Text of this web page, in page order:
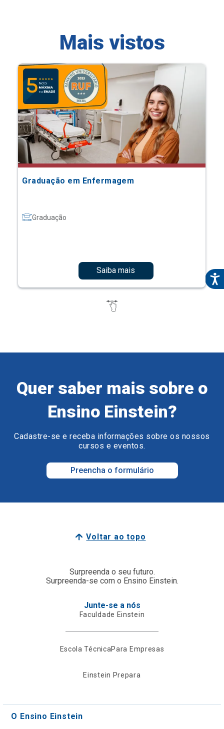
Mais vistos
Graduação em Enfermagem
Graduação
Saiba mais
Quer saber mais sobre o
Ensino Einstein?
Cadastre-se e receba informações sobre os nossos
cursos e eventos.
Preencha o formulário
Voltar ao topo
Surpreenda o seu futuro.
Surpreenda-se com o Ensino Einstein.
Junte-se a nós
Faculdade Einstein
Escola TécnicaPara Empresas
Einstein Prepara
O Ensino Einstein